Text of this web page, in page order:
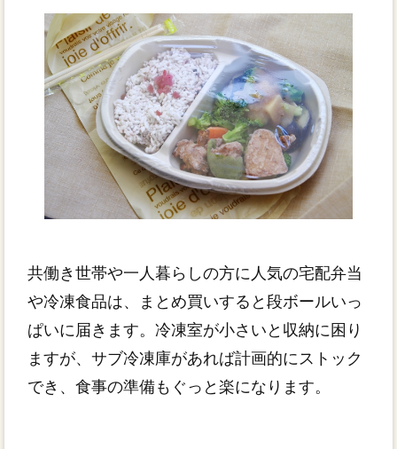
共働き世帯や一人暮らしの方に人気の宅配弁当
や冷凍食品は、まとめ買いすると段ボールいっ
ぱいに届きます。冷凍室が小さいと収納に困り
ますが、サブ冷凍庫があれば計画的にストック
でき、食事の準備もぐっと楽になります。